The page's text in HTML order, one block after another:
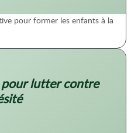
pour former les enfants à la
pour lutter contre